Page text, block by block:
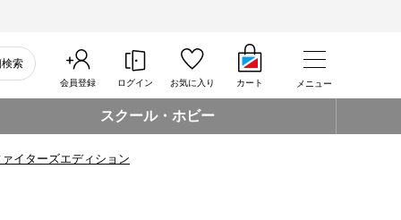
索
会員登録 ログイン お気に入り カート メニュー
スクール・ホビー
イターズエディション